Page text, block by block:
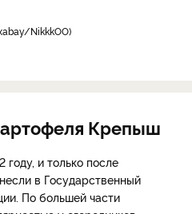
NikkkOO
Крепыш
и только после
в Государственный
По большей части